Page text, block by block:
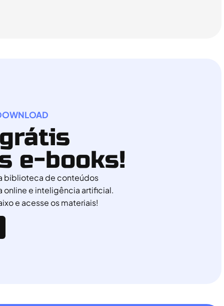
e-books!
biblioteca de conteúdos
online e inteligência artificial.
e acesse os materiais!